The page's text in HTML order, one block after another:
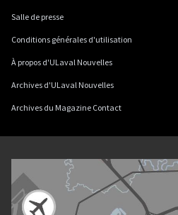
Salle de presse
Conditions générales d'utilisation
À propos d'ULaval Nouvelles
Archives d'ULaval Nouvelles
Archives du Magazine Contact